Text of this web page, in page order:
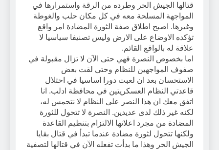
قتالها الجيش الحر وطرده من الرقة واستمرارها في
المواجهة المسلحة معه في كل مكان حلب والغوطة
وغيرها. اصبح اطلاق صفة الثورة المضادة امر واقع
تؤكده الاوضاع على الارض وليس تصنيفا سياسيا لا
علاقة له بالواقع القائم.
اما بخصوص النصرة فهي حتى الآن لا تزال مقبولة في
صفوف المواجهين للنظام وحتى لقت بعض
الاستحسان بعد ان لعبت دورا اساسيا في احتلال
قاعدتي النظام العسكريتين في محافظة ادلب. انا
اتفق معك ان هذا النصر على النظام لا نتحمس له،
لكنه غير ذلك لدى عديدين. النصرة لا تتحول للثورة
المضادة من مجرد اعلانها الالتزام بتنظيم القاعدة
ولكنها تتحول لثورة مضادة عندما تبدأ في قتال بقايا
الجيش الحر وهذا ما بدأت تفعله الآن في قتالها لتصفية